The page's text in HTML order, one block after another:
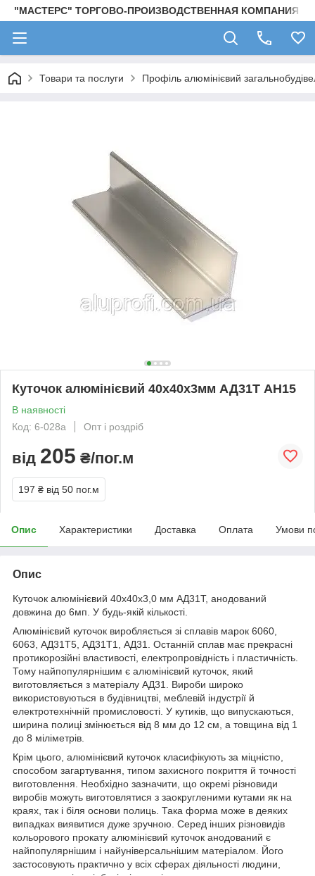
"МАСТЕРС" ТОРГОВО-ПРОИЗВОДСТВЕННАЯ КОМПАНИЯ
Товари та послуги Профіль алюмінієвий
Куточок алюмінієвий 40х40х3мм АД31Т АН15
В наявності
Код: 6-028а
Опт і роздріб
від 205 ₴/пог.м
197 ₴ від 50 пог.м
Опис Характеристики Доставка Оплата Умови
Опис
Куточок алюмінієвий 40х40х3,0 мм АД31Т, анодований
довжина до 6мп. У будь-якій кількості.
Алюмінієвий куточок виробляється зі сплавів марок 6060,
6063, АД31Т5, АД31Т1, АД31. Останній сплав має прекрасні
протикорозійні властивості, електропровідність і пластичність.
Тому найпопулярнішим є алюмінієвий куточок, який
виготовляється з матеріалу АД31. Вироби широко
використовуються в будівництві, меблевій індустрії й
електротехнічній промисловості. У кутиків, що випускаються,
ширина полиці змінюється від 8 мм до 12 см, а товщина від 1
до 8 міліметрів.
Крім цього, алюмінієвий куточок класифікують за міцністю,
способом загартування, типом захисного покриття й точності
виготовлення. Необхідно зазначити, що окремі різновиди
виробів можуть виготовлятися з заокругленими кутами як на
краях, так і біля основи полиць. Така форма може в деяких
випадках виявитися дуже зручною. Серед інших різновидів
кольорового прокату алюмінієвий куточок анодований є
найпопулярнішим і найуніверсальнішим матеріалом. Його
застосовують практично у всіх сферах діяльності людини,